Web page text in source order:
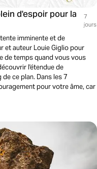
d'espoir pour la
7
jours
imminente et de
et auteur Louie Giglio pour
de temps quand vous vous
l'étendue de
ce plan. Dans les 7
pour votre âme, car